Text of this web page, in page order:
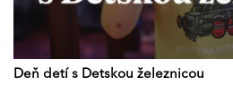
Deň detí s Detskou železnicou